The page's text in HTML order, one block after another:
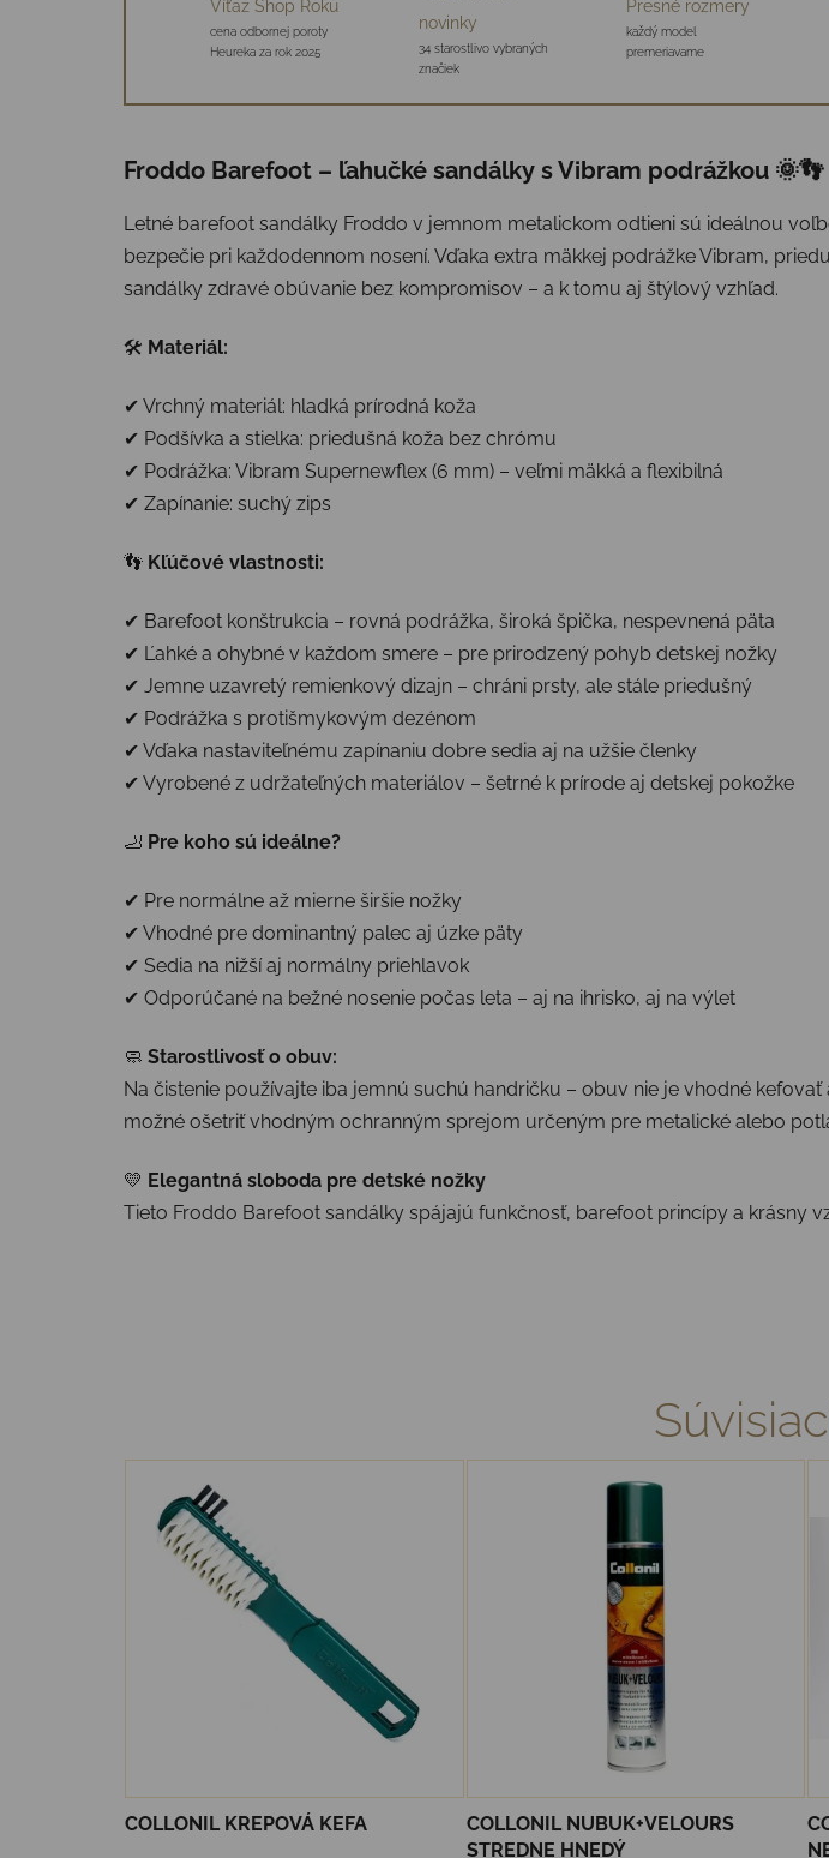
Víťaz Shop Roku
cena odbornej poroty
Heureka za rok 2025
novinky
34 starostlivo vybraných
značiek
Presné rozmery
každý model
premeriavame
Froddo Barefoot – ľahučké sandálky s Vibram podrážkou 🌞👣
Letné barefoot sandálky Froddo v jemnom metalickom odtieni sú ideálnou
bezpečie pri každodennom nosení. Vďaka extra mäkkej podrážke Vibram,
sandálky zdravé obúvanie bez kompromisov – a k tomu aj štýlový vzhľad.
🛠 Materiál:
✔ Vrchný materiál: hladká prírodná koža
✔ Podšívka a stielka: priedušná koža bez chrómu
✔ Podrážka: Vibram Supernewflex (6 mm) – veľmi mäkká a flexibilná
✔ Zapínanie: suchý zips
👣 Kľúčové vlastnosti:
✔ Barefoot konštrukcia – rovná podrážka, široká špička, nespevnená päta
✔ Ľahké a ohybné v každom smere – pre prirodzený pohyb detskej nožky
✔ Jemne uzavretý remienkový dizajn – chráni prsty, ale stále priedušný
✔ Podrážka s protišmykovým dezénom
✔ Vďaka nastaviteľnému zapínaniu dobre sedia aj na užšie členky
✔ Vyrobené z udržateľných materiálov – šetrné k prírode aj detskej pokožke
🦶 Pre koho sú ideálne?
✔ Pre normálne až mierne širšie nožky
✔ Vhodné pre dominantný palec aj úzke päty
✔ Sedia na nižší aj normálny priehlavok
✔ Odporúčané na bežné nosenie počas leta – aj na ihrisko, aj na výlet
🧼 Starostlivosť o obuv:
Na čistenie používajte iba jemnú suchú handričku – obuv nie je vhodné
možné ošetriť vhodným ochranným sprejom určeným pre metalické alebo
💛 Elegantná sloboda pre detské nožky
Tieto Froddo Barefoot sandálky spájajú funkčnosť, barefoot princípy a krásny
COLLONIL KREPOVÁ KEFA
COLLONIL NUBUK+VELOURS
STREDNE HNEDÝ